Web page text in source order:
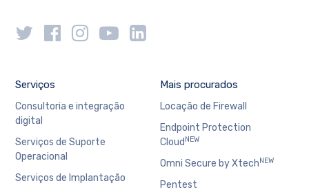
Serviços
Consultoria e integração
digital
Serviços de Suporte
Operacional
Serviços de Implantação
Mais procurados
Locação de Firewall
Endpoint Protection
Cloud NEW
Omni Secure by Xtech NEW
Pentest